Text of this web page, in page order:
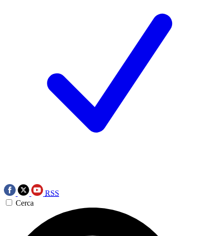
RSS
Cerca